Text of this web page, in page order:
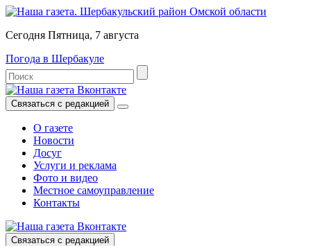
Сегодня Пятница, 7 августа
Погода в Шербакуле
Связаться с редакцией
О газете
Новости
Досуг
Услуги и реклама
Фото и видео
Местное самоуправление
Контакты
Связаться с редакцией